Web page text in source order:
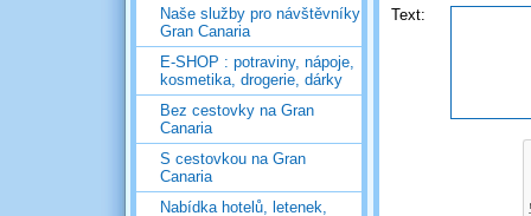
Naše služby pro návštěvníky
Gran Canaria
E-SHOP : potraviny, nápoje,
kosmetika, drogerie, dárky
Bez cestovky na Gran
Canaria
S cestovkou na Gran
Canaria
Nabídka hotelů, letenek,
Text: